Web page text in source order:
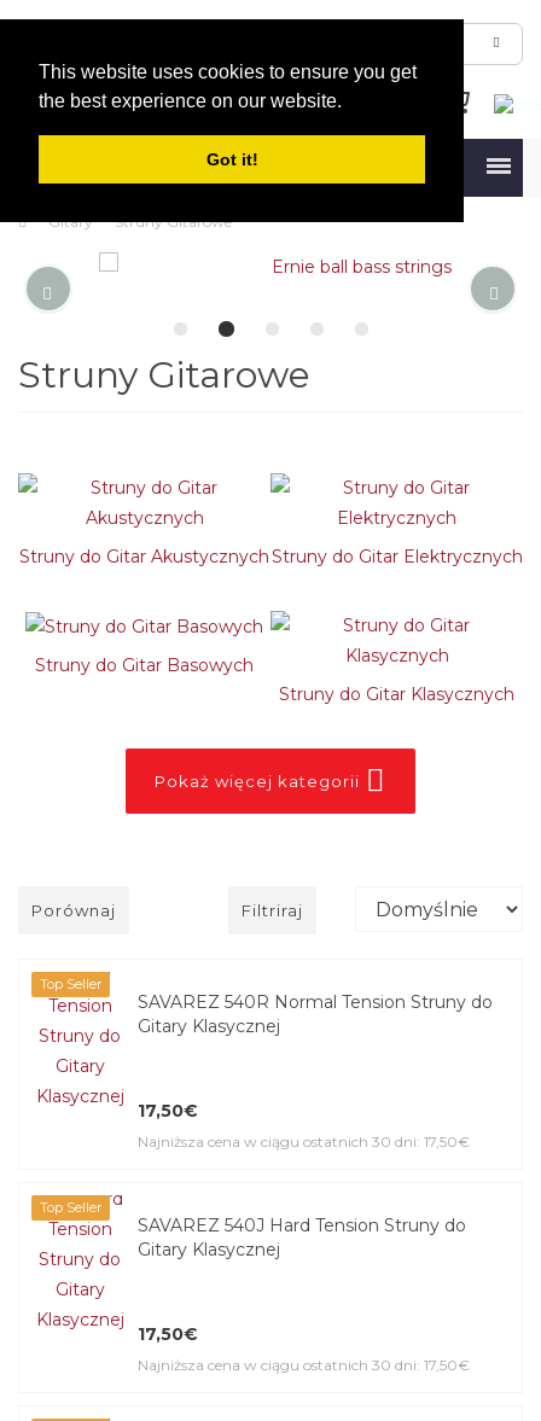
This website uses cookies to ensure you get
the best experience on our website.
Got it!
Gitary Struny Gitarowe
Struny Gitarowe
Struny do Gitar AkustycznychStruny do Gitar Elektrycznych
Struny do Gitar Basowych
Struny do Gitar Klasycznych
Pokaż więcej kategorii
Porównaj Filtriraj
Top Seller
SAVAREZ 540R Normal Tension Struny do
Gitary Klasycznej
17,50€
Najniższa cena w ciągu ostatnich 30 dni: 17,50€
Top Seller
SAVAREZ 540J Hard Tension Struny do
Gitary Klasycznej
17,50€
Najniższa cena w ciągu ostatnich 30 dni: 17,50€